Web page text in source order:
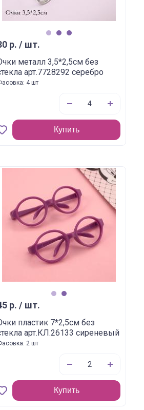
р. / шт.
металл 3,5*2,5см без
арт.7728292 серебро
4 шт
Купить
р. / шт.
пластик 7*2,5см без
арт.КЛ.26133 сиреневый
2 шт
Купить